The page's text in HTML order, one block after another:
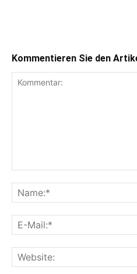
Kommentieren Sie den